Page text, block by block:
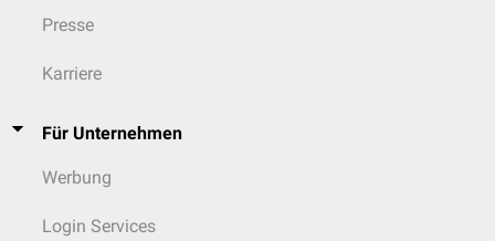
Presse
Karriere
Für Unternehmen
Werbung
Login Services